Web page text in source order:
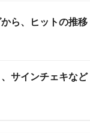
ら、ヒットの推移
サインチェキなど